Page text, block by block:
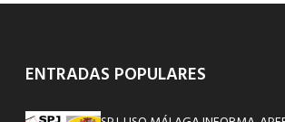
ENTRADAS POPULARES